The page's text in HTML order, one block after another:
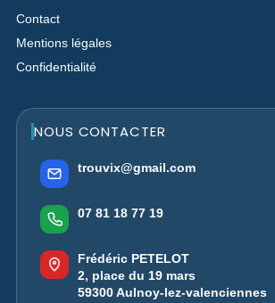
Contact
Mentions légales
Confidentialité
NOUS CONTACTER
trouvix@gmail.com
07 81 18 77 19
Frédéric PETELOT
2, place du 19 mars
59300 Aulnoy-lez-valenciennes